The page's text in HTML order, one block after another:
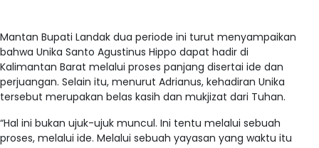
Mantan Bupati Landak dua periode ini turut menyampaikan
bahwa Unika Santo Agustinus Hippo dapat hadir di
Kalimantan Barat melalui proses panjang disertai ide dan
perjuangan. Selain itu, menurut Adrianus, kehadiran Unika
tersebut merupakan belas kasih dan mukjizat dari Tuhan.
“Hal ini bukan ujuk-ujuk muncul. Ini tentu melalui sebuah
proses, melalui ide. Melalui sebuah yayasan yang waktu itu